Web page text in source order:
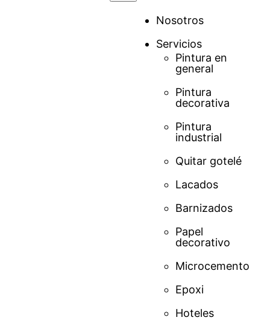
Nosotros
Servicios
Pintura en
general
Pintura
decorativa
Pintura
industrial
Quitar gotelé
Lacados
Barnizados
Papel
decorativo
Microcemento
Epoxi
Hoteles